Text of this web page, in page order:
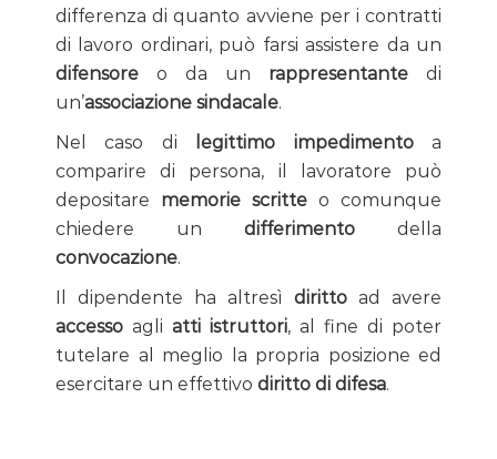
differenza di quanto avviene per i contratti
di lavoro ordinari, può farsi assistere da un
difensore o da un rappresentante di
un’associazione sindacale.
Nel caso di
legittimo impedimentoa
comparire di persona, il lavoratore può
depositare memorie scritte o comunque
chiedere un differimento della
convocazione.
Il dipendente ha altresì diritto ad avere
accesso agli atti istruttori, al fine di poter
tutelare al meglio la propria posizione ed
esercitare un effettivo diritto di difesa.